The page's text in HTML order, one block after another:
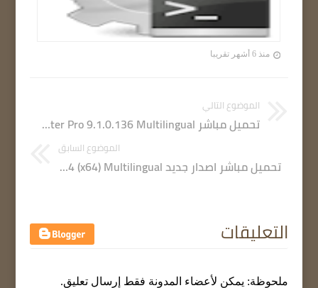
منذ 6 أشهر تقريبا
الموضوع التالي
تحميل مباشر IObit Driver Booster Pro 9.1.0.136 Multilingual الاصدار الجديد كامل
الموضوع السابق
تحميل مباشر اصدار جديد Adobe After Effects 2022 v22.1.1.174 (x64) Multilingual
التعليقات
ملحوظة: يمكن لأعضاء المدونة فقط إرسال تعليق.